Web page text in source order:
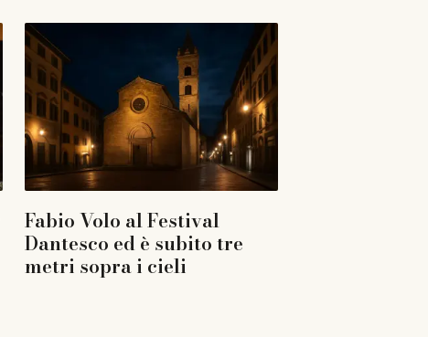
Fabio Volo al Festival
Dantesco ed è subito tre
metri sopra i cieli